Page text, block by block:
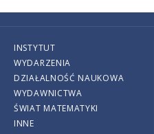
INSTYTUT
WYDARZENIA
DZIAŁALNOŚĆ NAUKOWA
WYDAWNICTWA
ŚWIAT MATEMATYKI
INNE